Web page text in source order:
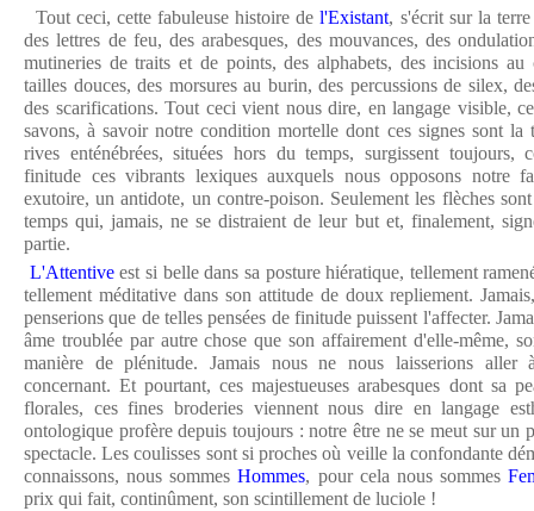
Tout ceci, cette fabuleuse histoire del'Existant, s'écrit sur la
des lettres de feu, des arabesques, des mouvances, des
mutineries de traits et de points, des alphabets, des incisions au
tailles douces, des morsures au burin, des percussions de silex,
des scarifications. Tout ceci vient nous dire, en langage visible,
savons, à savoir notre condition mortelle dont ces signes sont la
rives enténébrées, situées hors du temps, surgissent toujours,
finitude ces vibrants lexiques auxquels nous opposons notre
exutoire, un antidote, un contre-poison. Seulement les flèches
temps qui, jamais, ne se distraient de leur but et, finalement,
partie.
L'Attentiveest si belle dans sa posture hiératique, tellement
tellement méditative dans son attitude de doux repliement.
penserions que de telles pensées de finitude puissent l'affecter.
âme troublée par autre chose que son affairement d'elle-même,
manière de plénitude. Jamais nous ne nous laisserions aller
concernant. Et pourtant, ces majestueuses arabesques dont sa
florales, ces fines broderies viennent nous dire en langage
ontologique profère depuis toujours : notre être ne se meut sur un
spectacle. Les coulisses sont si proches où veille la confondante
connaissons, nous sommesHommes, pour cela nous sommes
prix qui fait, continûment, son scintillement de luciole !